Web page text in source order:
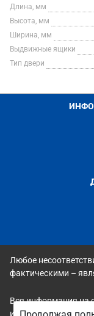
Длина, мм
Высота, мм
Ширина, мм
Выдвижные ящики
Тип двери
Любое
фактическими –
Вся информация на
исключительно